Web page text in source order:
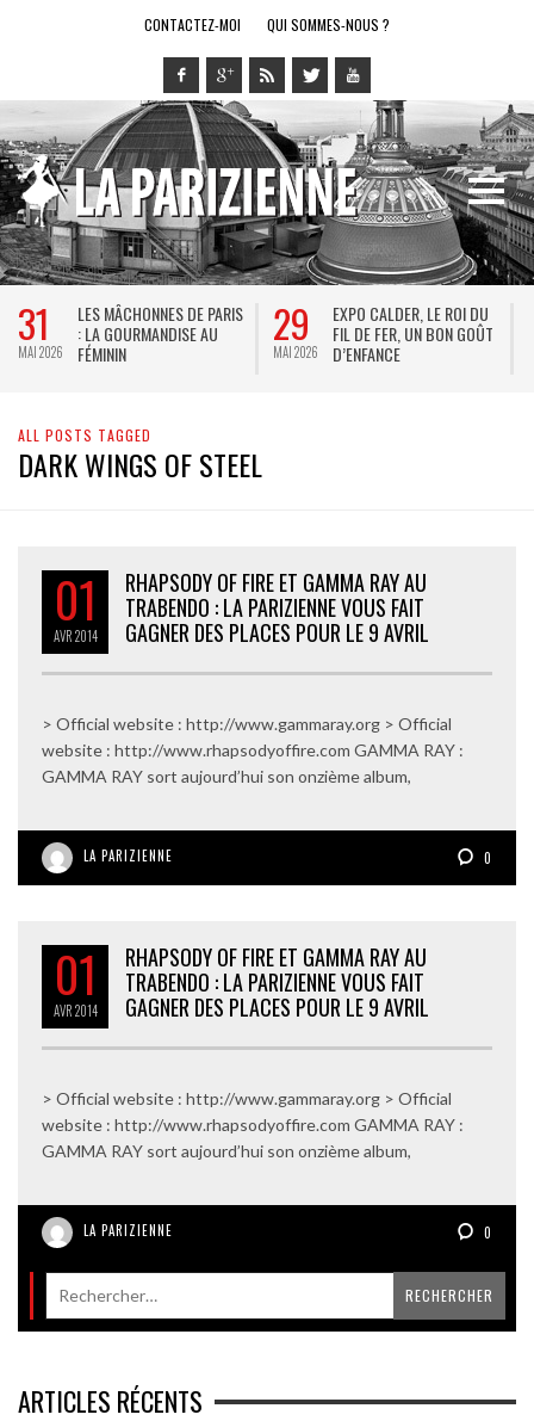
CONTACTEZ-MOI QUI SOMMES-NOUS ?
31
MAI 2026
LES MÂCHONNES DE PARIS
: LA GOURMANDISE AU
FÉMININ
29
MAI 2026
EXPO CALDER, LE ROI DU
FIL DE FER, UN BON GOÛT
D’ENFANCE
ALL POSTS TAGGED
DARK WINGS OF STEEL
01
AVR2014
RHAPSODY OF FIRE ET GAMMA RAY AU
TRABENDO : LA PARIZIENNE VOUS FAIT
GAGNER DES PLACES POUR LE 9 AVRIL
> Official website : http://www.gammaray.org > Official
website : http://www.rhapsodyoffire.com GAMMA RAY :
GAMMA RAY sort aujourd’hui son onzième album,
LA PARIZIENNE 0
01
AVR2014
RHAPSODY OF FIRE ET GAMMA RAY AU
TRABENDO : LA PARIZIENNE VOUS FAIT
GAGNER DES PLACES POUR LE 9 AVRIL
> Official website : http://www.gammaray.org > Official
website : http://www.rhapsodyoffire.com GAMMA RAY :
GAMMA RAY sort aujourd’hui son onzième album,
LA PARIZIENNE 0
ARTICLES RÉCENTS